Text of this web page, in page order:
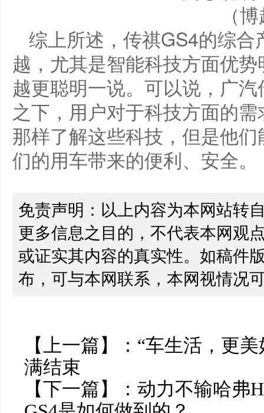
（
综上所述，传祺GS4的综
越，尤其是智能科技方面优
越更聪明一说。可以说，广
之下，用户对于科技方面的
那样了解这些科技，但是他
们的用车带来的便利、安全。
免责声明：以上内容为本网站转
更多信息之目的，不代表本网观
或证实其内容的真实性。如稿件
布，可与本网联系，本网视情况
【上一篇】： “车生活，更
满结束
【下一篇】： 动力不输哈弗